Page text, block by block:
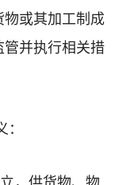
或其加工制成
并执行相关措
，供货物、物